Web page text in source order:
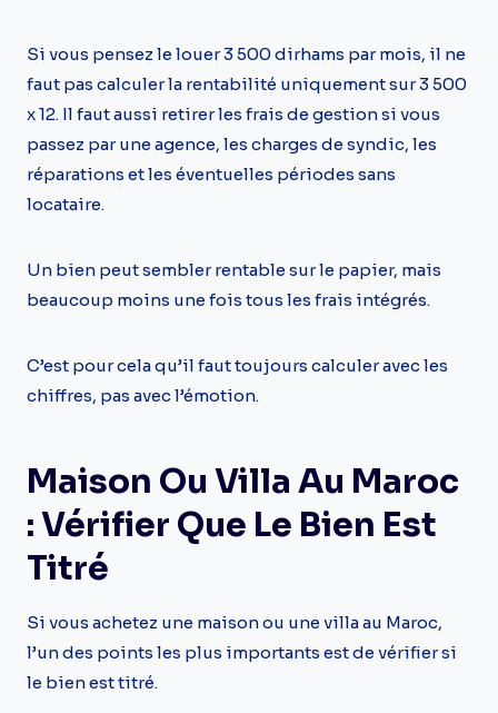
Si vous pensez le louer 3 500 dirhams par mois, il ne
faut pas calculer la rentabilité uniquement sur 3 500
x 12. Il faut aussi retirer les frais de gestion si vous
passez par une agence, les charges de syndic, les
réparations et les éventuelles périodes sans
locataire.
Un bien peut sembler rentable sur le papier, mais
beaucoup moins une fois tous les frais intégrés.
C’est pour cela qu’il faut toujours calculer avec les
chiffres, pas avec l’émotion.
Maison Ou Villa Au Maroc
: Vérifier Que Le Bien Est
Titré
Si vous achetez une maison ou une villa au Maroc,
l’un des points les plus importants est de vérifier si
le bien est titré.